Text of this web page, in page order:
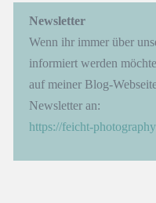
Newsletter
Wenn ihr immer über
informiert werden
auf meiner Blog-
Newsletter an:
https://feicht-